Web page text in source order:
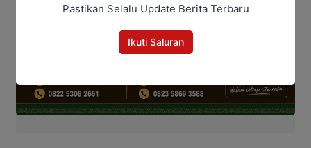
Pastikan Selalu Update Berita Terbaru
Ikuti Saluran